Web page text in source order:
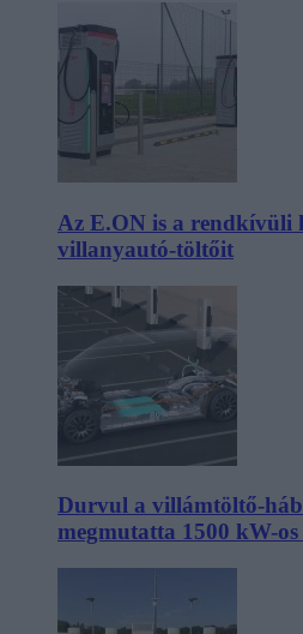
Az E.ON is a rendkívüli
villanyautó-töltőit
Durvul a villámtöltő-
megmutatta 1500 kW-